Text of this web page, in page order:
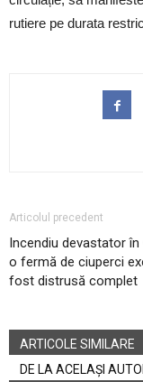
rutiere pe durata
Articolul precedent
Incendiu devastator în
o fermă de ciuperci
fost distrusă complet
ARTICOLE SIMILARE
DE LA ACELAȘI